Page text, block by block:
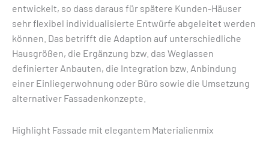
entwickelt, so dass daraus für spätere Kunden-Häuser
sehr flexibel individualisierte Entwürfe abgeleitet werden
können. Das betrifft die Adaption auf unterschiedliche
Hausgrößen, die Ergänzung bzw. das Weglassen
definierter Anbauten, die Integration bzw. Anbindung
einer Einliegerwohnung oder Büro sowie die Umsetzung
alternativer Fassadenkonzepte.
Highlight Fassade mit elegantem Materialienmix